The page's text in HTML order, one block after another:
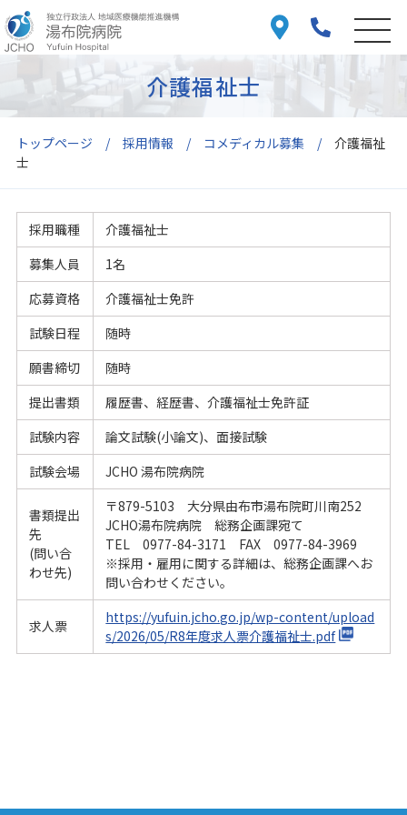
トップページ 採用情報 コメディカル募集
介護福祉
士
介護福祉士
採用職種
介護福祉士
募集人員
1名
応募資格
介護福祉士免許
試験日程
随時
願書締切
随時
提出書類
履歴書、経歴書、介護福祉士免許証
試験内容
論文試験(小論文)、面接試験
試験会場
JCHO 湯布院病院
書類提出
先
(問い合
わせ先)
〒879-5103 大分県由布市湯布院町川南252
JCHO湯布院病院 総務企画課宛て
TEL 0977-84-3171 FAX 0977-84-3969
※採用・雇用に関する詳細は、総務企画課へお
問い合わせください。
求人票
https://yufuin.jcho.go.jp/wp-content/upload
s/2026/05/R8年度求人票介護福祉士.pdf